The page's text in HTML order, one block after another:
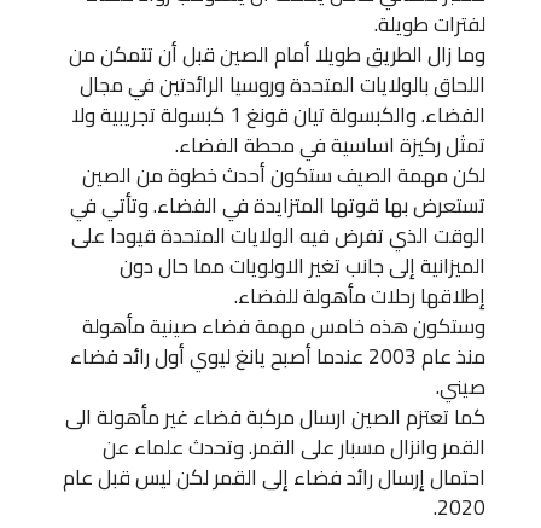
لفترات طويلة.
وما زال الطريق طويلا أمام الصين قبل أن تتمكن من
اللحاق بالولايات المتحدة وروسيا الرائدتين في مجال
الفضاء. والكبسولة تيان قونغ 1 كبسولة تجريبية ولا
تمثل ركيزة اساسية في محطة الفضاء.
لكن مهمة الصيف ستكون أحدث خطوة من الصين
تستعرض بها قوتها المتزايدة في الفضاء. وتأتي في
الوقت الذي تفرض فيه الولايات المتحدة قيودا على
الميزانية إلى جانب تغير الاولويات مما حال دون
إطلاقها رحلات مأهولة للفضاء.
وستكون هذه خامس مهمة فضاء صينية مأهولة
منذ عام 2003 عندما أصبح يانغ ليوي أول رائد فضاء
صيني.
كما تعتزم الصين ارسال مركبة فضاء غير مأهولة الى
القمر وانزال مسبار على القمر. وتحدث علماء عن
احتمال إرسال رائد فضاء إلى القمر لكن ليس قبل عام
2020.